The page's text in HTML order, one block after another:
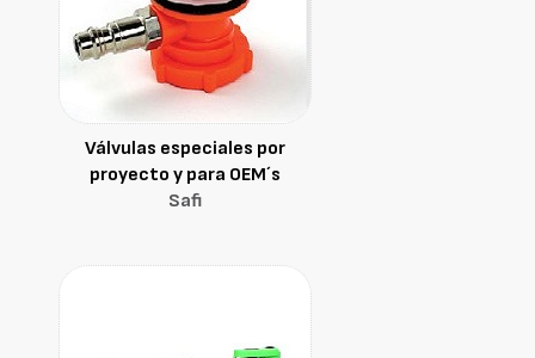
Válvulas especiales por
proyecto y para OEM´s
Safi